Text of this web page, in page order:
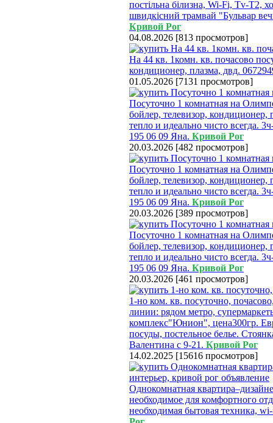
постільна білизна, Wi-Fi, Tv-T2,
швидкісний трамвай "Бульвар
Кривой Рог
04.08.2026 [813 просмотров]
На 44 кв. 1комн. кв. почасово
кондиционер, плазма, двд.
01.05.2026 [7131 просмотров]
Посуточно 1 комнатная на
бойлер, телевизор, кондиционер,
тепло и идеально чисто всегда.
195 06 09 Яна. Кривой Рог
20.03.2026 [482 просмотров]
Посуточно 1 комнатная на
бойлер, телевизор, кондиционер,
тепло и идеально чисто всегда.
195 06 09 Яна. Кривой Рог
20.03.2026 [389 просмотров]
Посуточно 1 комнатная на
бойлер, телевизор, кондиционер,
тепло и идеально чисто всегда.
195 06 09 Яна. Кривой Рог
20.03.2026 [461 просмотров]
1-но ком. кв. посуточно,
линии: рядом метро,
комплекс"Юнион", цена300гр.
посуды, постельное белье.
Валентина с 9-21. Кривой Рог
14.02.2025 [15616 просмотров]
Однокомнатная
необходимое для комфортного
необходимая бытовая техника,